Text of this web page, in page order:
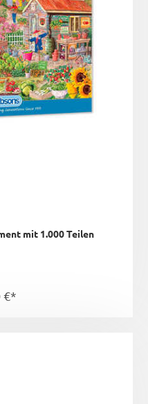
mit 1.000 Teilen
€*